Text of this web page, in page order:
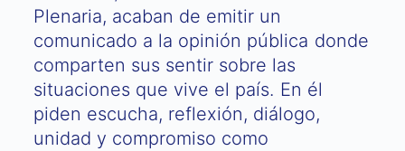
Plenaria, acaban de emitir un
comunicado a la opinión pública donde
comparten sus sentir sobre las
situaciones que vive el país. En él
piden escucha, reflexión, diálogo,
unidad y compromiso como